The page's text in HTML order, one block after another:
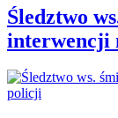
Śledztwo
interwencji